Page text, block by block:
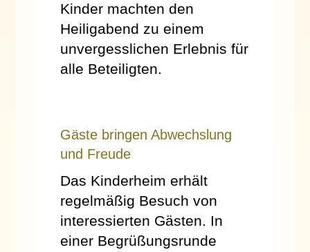
Kinder machten den
Heiligabend zu einem
unvergesslichen Erlebnis für
alle Beteiligten.
Gäste bringen Abwechslung
und Freude
Das Kinderheim erhält
regelmäßig Besuch von
interessierten Gästen. In
einer Begrüßungsrunde